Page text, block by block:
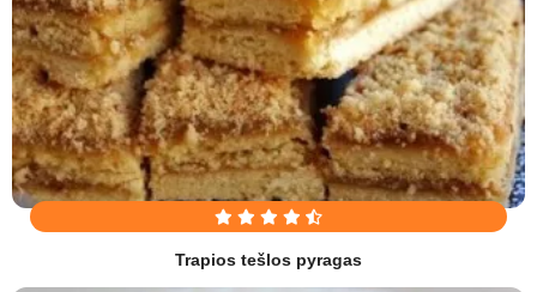
Trapios tešlos pyragas